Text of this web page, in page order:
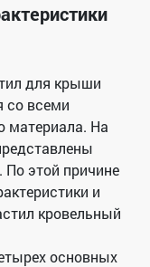
для крыши
со всеми
материала. На
этой причине
и
кровельный
основных